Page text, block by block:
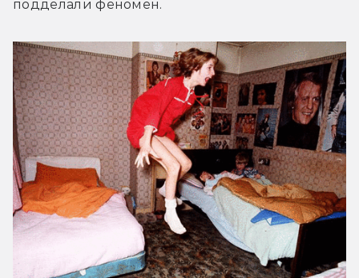
подделали феномен.